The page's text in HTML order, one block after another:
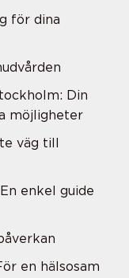
för dina
Din
möjligheter
väg till
enkel guide
en hälsosam